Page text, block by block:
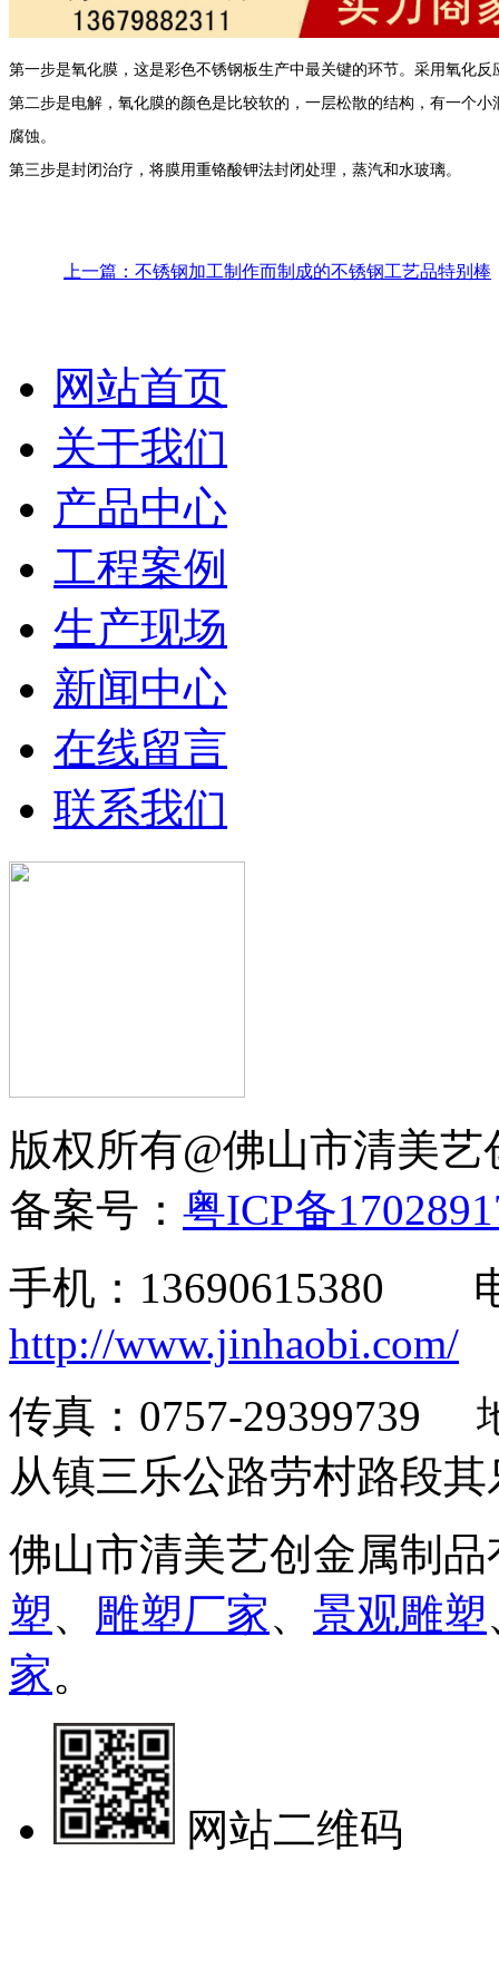
第一步是氧化膜，这是彩色不锈钢板生产中最关键的环节。采用氧化
第二步是电解，氧化膜的颜色是比较软的，一层松散的结构，有一个
腐蚀。
第三步是封闭治疗，将膜用重铬酸钾法封闭处理，蒸汽和水玻璃。
上一篇：不锈钢加工制作而制成的不锈钢工艺品特别棒
网站首页
关于我们
产品中心
工程案例
生产现场
新闻中心
在线留言
联系我们
版权所有@佛山市清美
备案号： 粤ICP备
手机：13690615380
http://www.jinhaobi.com/
传真：0757-29399739
从镇三乐公路劳村路段
佛山市清美艺创金属制
塑、 雕塑厂家、 景观雕塑
家。
网站二维码